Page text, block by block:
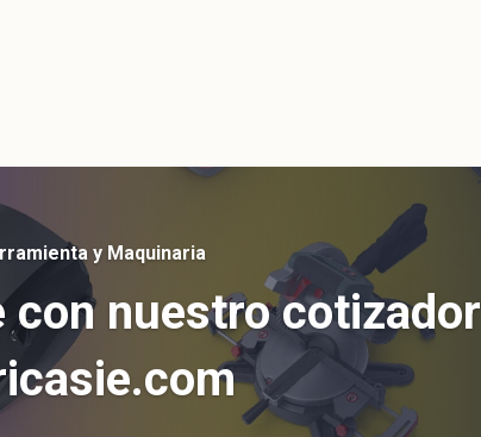
y Maquinaria
con nuestro cotizador